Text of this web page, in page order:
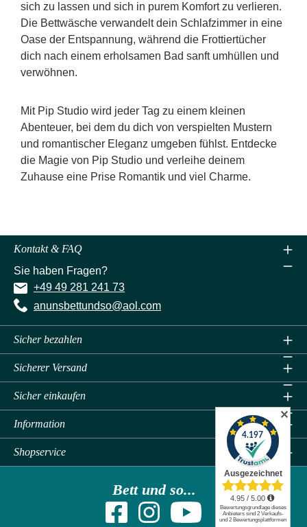
sich zu lassen und sich in purem Komfort zu verlieren.
Die Bettwäsche verwandelt dein Schlafzimmer in eine
Oase der Entspannung, während die Frottiertücher
dich nach einem erholsamen Bad sanft umhüllen und
verwöhnen.
Mit Pip Studio wird jeder Tag zu einem kleinen
Abenteuer, bei dem du dich von verspielten Mustern
und romantischer Eleganz umgeben fühlst. Entdecke
die Magie von Pip Studio und verleihe deinem
Zuhause eine Prise Romantik und viel Charme.
Kontakt & FAQ
Sie haben Fragen?
+49 49 281 241 73
anunsbettundso@aol.com
Sicher bezahlen
Sicherer Versand
Sicher einkaufen
Bett und so...
Information
Shopservice
✕